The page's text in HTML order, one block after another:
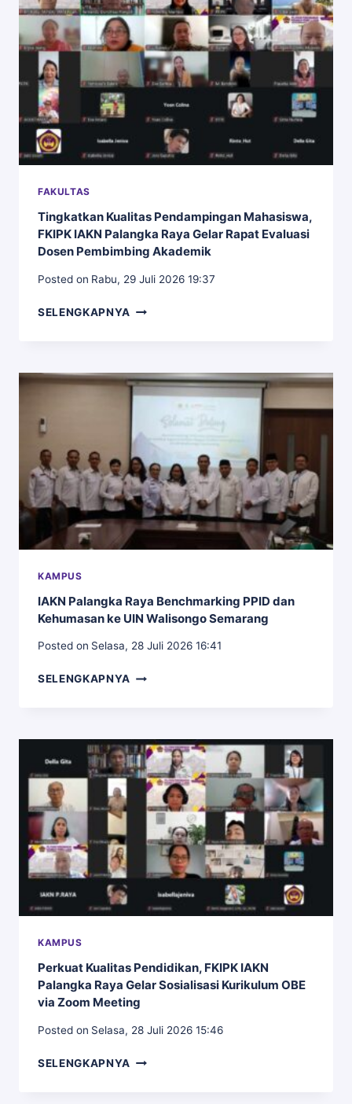
PALANGKA
TETAP
AKTIF
AMANKAN
LEGALITAS
KAMPUS
FAKULTAS
Tingkatkan Kualitas Pendampingan Mahasiswa,
FKIPK IAKN Palangka Raya Gelar Rapat Evaluasi
Dosen Pembimbing Akademik
Posted on Rabu, 29 Juli 2026 19:37
SELENGKAPNYA TINGKATKAN
FKIPK
IAKN
PALANGKA
GELAR
RAPAT
EVALUASI
DOSEN
PEMBIMBING
AKADEMIK
KAMPUS
IAKN Palangka Raya Benchmarking PPID dan
Kehumasan ke UIN Walisongo Semarang
Posted on Selasa, 28 Juli 2026 16:41
SELENGKAPNYA IAKN
PPID
DAN
KEHUMASAN
UIN
WALISONGO
SEMARANG
KAMPUS
Perkuat Kualitas Pendidikan, FKIPK IAKN
Palangka Raya Gelar Sosialisasi Kurikulum OBE
via Zoom Meeting
Posted on Selasa, 28 Juli 2026 15:46
SELENGKAPNYA PERKUAT